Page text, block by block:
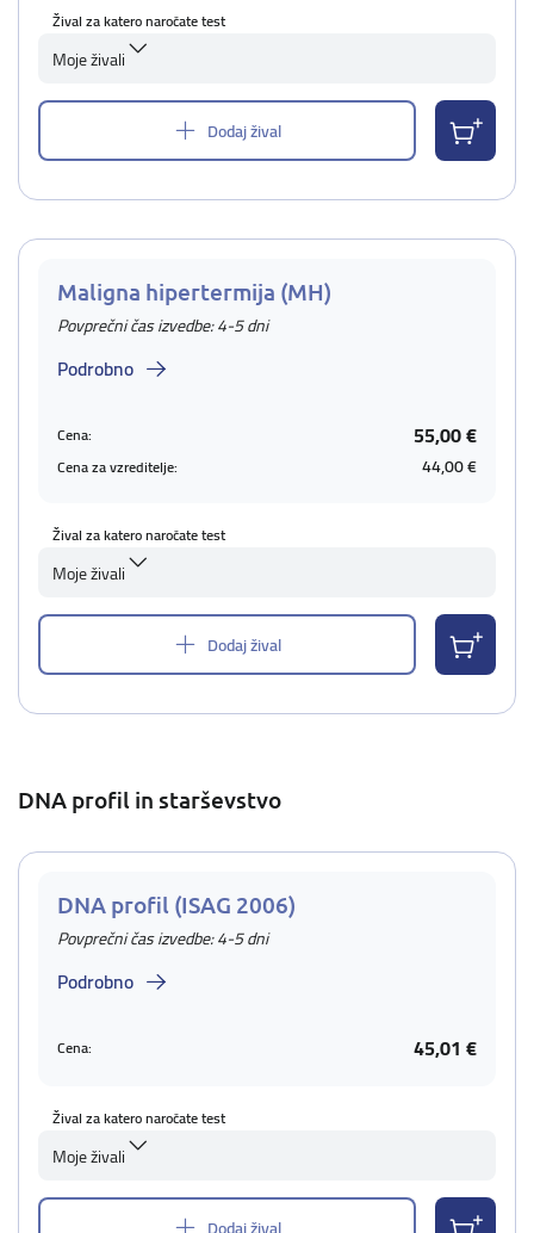
Žival za katero naročate test
Moje živali
Dodaj žival
Maligna hipertermija (MH)
Povprečni čas izvedbe: 4-5 dni
Podrobno
Cena: 55,00 €
Cena za vzreditelje: 44,00 €
Žival za katero naročate test
Moje živali
Dodaj žival
DNA profil in starševstvo
DNA profil (ISAG 2006)
Povprečni čas izvedbe: 4-5 dni
Podrobno
Cena: 45,01 €
Žival za katero naročate test
Moje živali